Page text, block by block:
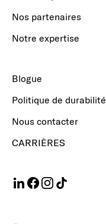
Nos partenaires
Notre expertise
Blogue
Politique de durabilité
Nous contacter
CARRIÈRES